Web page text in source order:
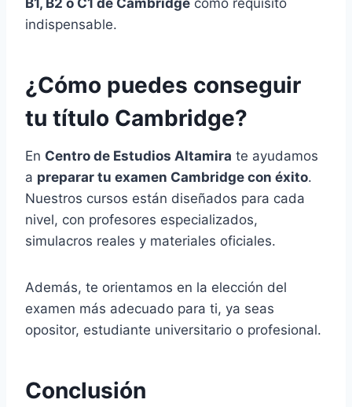
B1, B2 o C1 de Cambridge como requisito
indispensable.
¿Cómo puedes conseguir
tu título Cambridge?
En Centro de Estudios Altamira te ayudamos
a preparar tu examen Cambridge con éxito.
Nuestros cursos están diseñados para cada
nivel, con profesores especializados,
simulacros reales y materiales oficiales.
Además, te orientamos en la elección del
examen más adecuado para ti, ya seas
opositor, estudiante universitario o profesional.
Conclusión